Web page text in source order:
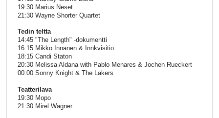
19:30 Marius Neset
21:30 Wayne Shorter Quartet
Tedin teltta
14:45 "The Length" -dokumentti
16:15 Mikko Innanen & Innkvisitio
18:15 Candi Staton
20:30 Melissa Aldana with Pablo Menares & Jochen Rueckert
00:00 Sonny Knight & The Lakers
Teatterilava
19:30 Mopo
21:30 Mirel Wagner